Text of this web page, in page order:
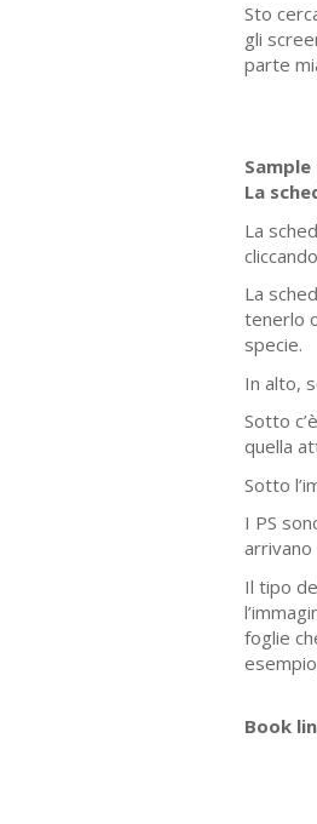
Sto
gli
parte
La
La
La
tenerlo
specie.
In alto,
Sotto
quella
Sotto
I PS
Il tipo
foglie
Book